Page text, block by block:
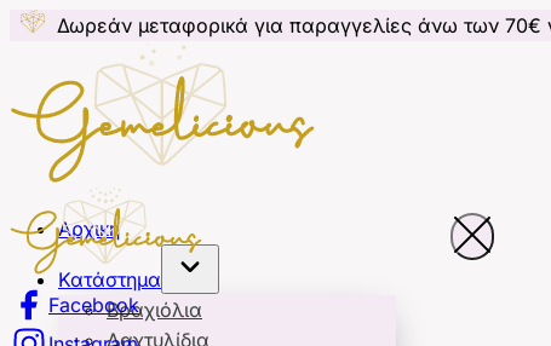
μεταφορικά για παραγγελίες άνω των 70€ για Κύπρο
Αρχική
Κατάστημα
Βραχιόλια
Δαχτυλίδια
Facebook